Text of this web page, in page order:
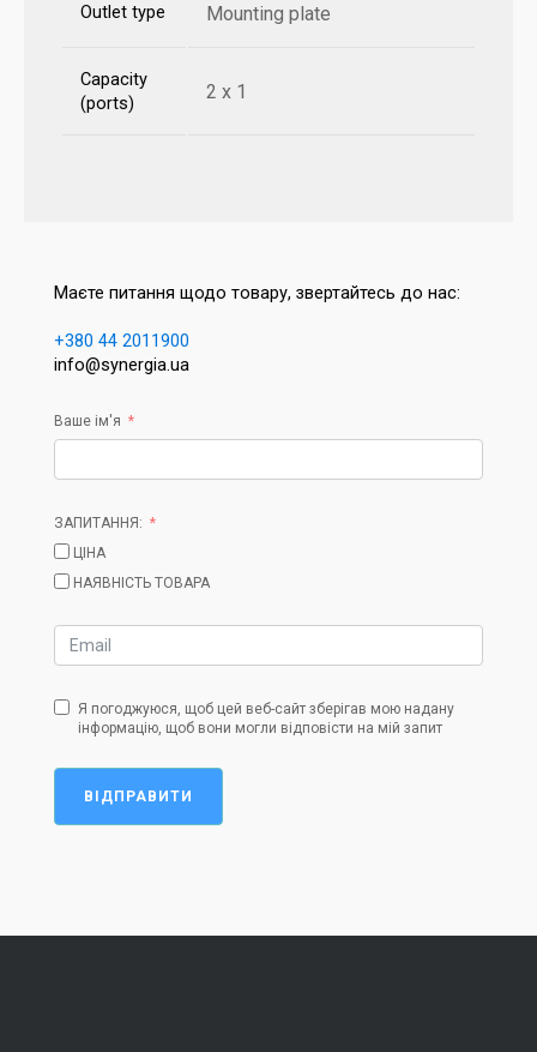
Outlet type Mounting plate
Capacity
(ports)
2 x 1
Маєте питання щодо товару, звертайтесь до нас:
+380 44 2011900
info@synergia.ua
Ваше ім'я
ЗАПИТАННЯ:
ЦІНА
НАЯВНІСТЬ ТОВАРА
Я погоджуюся, щоб цей веб-сайт зберігав мою надану
інформацію, щоб вони могли відповісти на мій запит
ВІДПРАВИТИ